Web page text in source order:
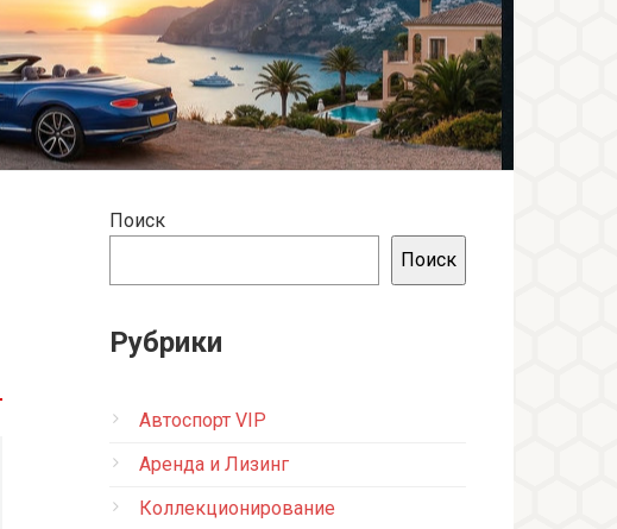
Поиск
Поиск
Рубрики
Автоспорт VIP
Аренда и Лизинг
Коллекционирование